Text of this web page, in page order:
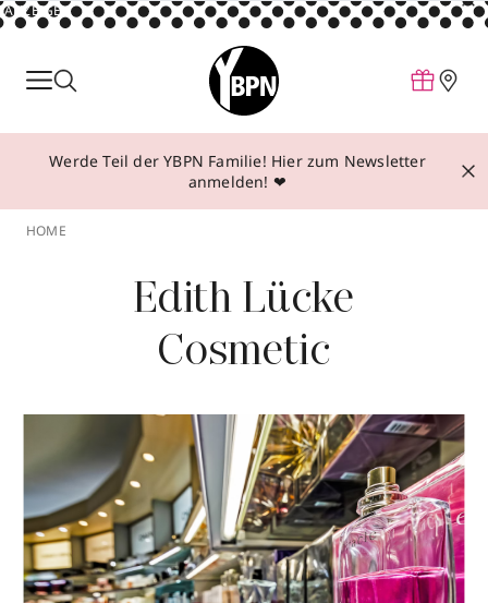
ANZEIGE
Parfum
Make-up
Behandlungen
Über YBPN
Aktionen
Werde Teil der YBPN Familie! Hier zum Newsletter
anmelden! ❤
HOME
Edith Lücke
Cosmetic